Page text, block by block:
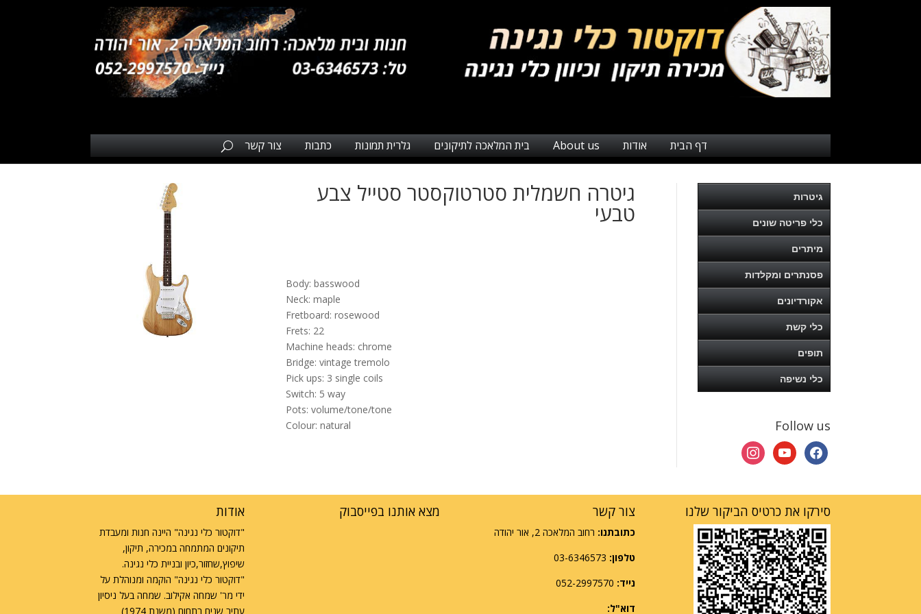
דף הבית אודות About us בית המלאכה לתיקונים גלרית תמונות כתבות צור קשר
גיטרה חשמלית סטרטוקסטר סטייל צבע
טבעי
Body: basswood
Neck: maple
Fretboard: rosewood
Frets: 22
Machine heads: chrome
Bridge: vintage tremolo
Pick ups: 3 single coils
Switch: 5 way
Pots: volume/tone/tone
Colour: natural
גיטרות
כלי פריטה שונים
מיתרים
פסנתרים ומקלדות
אקורדיונים
כלי קשת
תופים
כלי נשיפה
Follow us
facebook
youtube
instagram
אודות
"דוקטור כלי נגינה" היינה חנות ומעבדת
תיקונים המתמחה במכירה, תיקון,
שיפוץ,שחזור,כיון ובניית כלי נגינה.
"דוקטור כלי נגינה" הוקמה ומנוהלת על
ידי מר' שמחה אקילוב. שמחה בעל ניסיון
עתיר שנים בתחום (משנת 1974)
מצא אותנו בפייסבוק צור קשר
כתובתנו: רחוב המלאכה 2, אור יהודה
טלפון:
נייד:
דוא"ל:
סירקו את כרטיס הביקור שלנו